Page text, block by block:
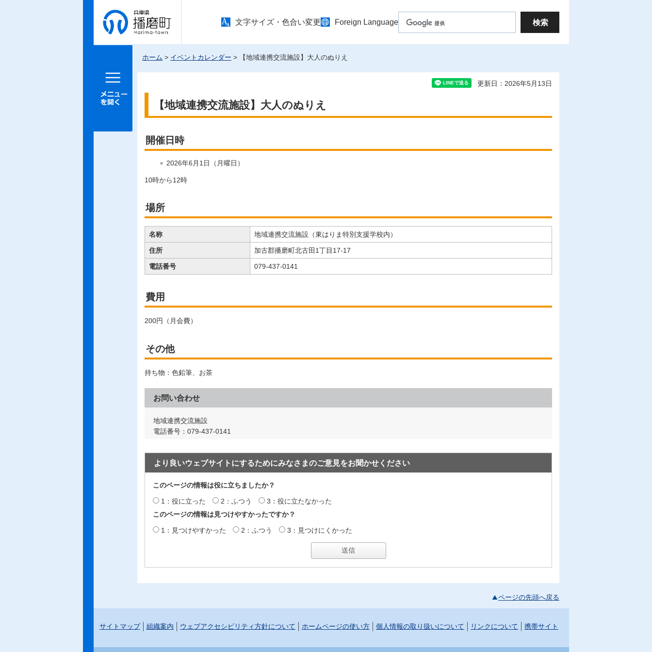
兵庫県 播
磨町
文字サイズ・色合い変更 Foreign Language
メニュー
ホーム > イベントカレンダー > 【地域連携交流施設】大人のぬりえ
更新日：2026年5月13日
【地域連携交流施設】大人のぬりえ
開催日時
2026年6月1日（月曜日）
10時から12時
場所
名称 地域連携交流施設（東はりま特別支援学校内）
住所 加古郡播磨町北古田1丁目17-17
電話番号 079-437-0141
費用
200円（月会費）
その他
持ち物：色鉛筆、お茶
お問い合わせ
地域連携交流施設
電話番号：079-437-0141
より良いウェブサイトにするためにみなさまのご意見をお聞かせください
このページの情報は役に立ちましたか？
1：役に立った 2：ふつう
3：役に立たなかった
このページの情報は見つけやすかったですか？
1：見つけやすかった 2：ふつう 3：見つけにくかった
ページの先頭へ戻る
サイトマップ 組織案内 ウェブアクセシビリティ方針について ホームページの使い方 個人情報の取り扱いについて リンクについて 携帯サイト